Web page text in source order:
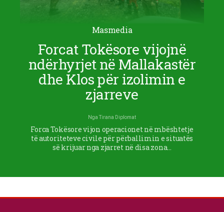
Masmedia
Forcat Tokësore vijojnë
ndërhyrjet në Mallakastër
dhe Klos për izolimin e
zjarreve
Nga Tirana Diplomat
Forca Tokësore vijon operacionet në mbështetje
të autoriteteve civile për përballimin e situatës
së krijuar nga zjarret në disa zona…